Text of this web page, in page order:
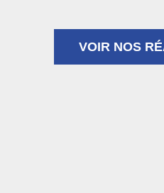
VOIR NOS